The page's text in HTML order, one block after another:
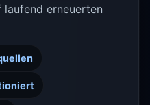
erneuerten